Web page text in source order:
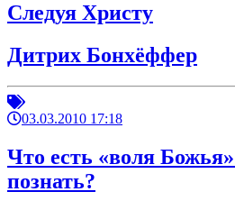
Следуя Христу
Дитрих Бонхёффер
03.03.2010 17:18
Что есть «воля
познать?